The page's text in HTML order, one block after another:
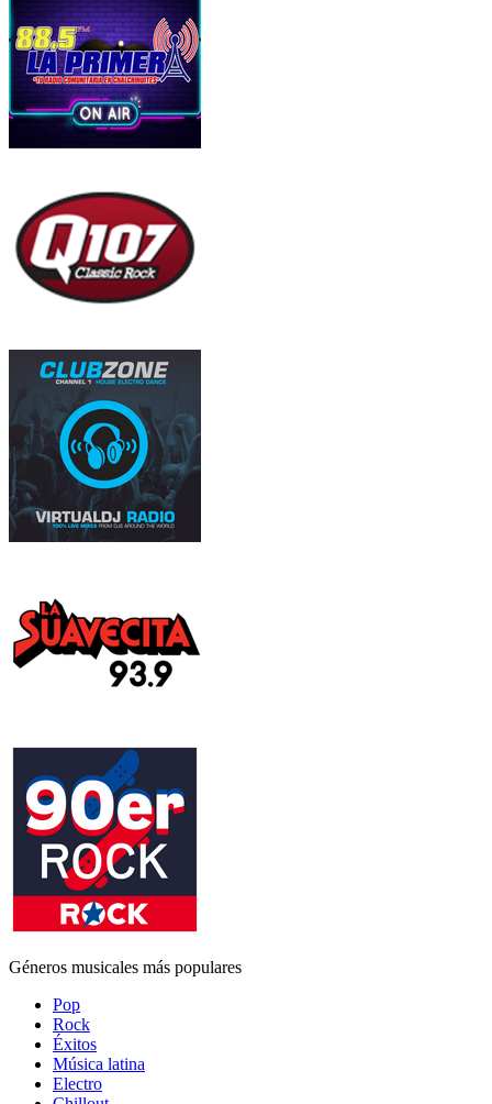
Géneros musicales más populares
Pop
Rock
Éxitos
Música latina
Electro